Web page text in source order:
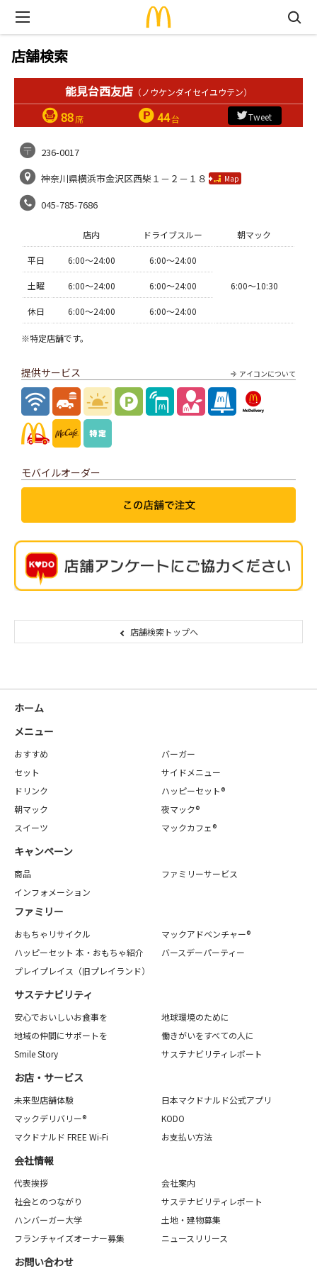
店舗検索
能見台西友店 （ノウケンダイセイユウテン）
88席 44台 Tweet
236-0017
神奈川県横浜市金沢区西柴１－２－１８
Map
045-785-7686
店内 ドライブスルー 朝マック
平日 6:00〜24:00 6:00〜24:00
6:00〜10:30
土曜 6:00〜24:00 6:00〜24:00
休日 6:00〜24:00 6:00〜24:00
※特定店舗です。
アイコンについて
提供サービス
モバイルオーダー
店舗検索トップへ
ホーム
メニュー
おすすめ
バーガー
セット
サイドメニュー
ドリンク
ハッピーセット®
朝マック
夜マック®
スイーツ
マックカフェ®
キャンペーン
商品
ファミリーサービス
インフォメーション
ファミリー
おもちゃリサイクル
マックアドベンチャー®
ハッピーセット 本・おもちゃ紹介
バースデーパーティー
プレイプレイス（旧プレイランド）
サステナビリティ
安心でおいしいお食事を
地球環境のために
地域の仲間にサポートを
働きがいをすべての人に
Smile Story
サステナビリティレポート
お店・サービス
未来型店舗体験
日本マクドナルド公式アプリ
マックデリバリー®
KODO
マクドナルド FREE Wi-Fi
お支払い方法
会社情報
代表挨拶
会社案内
社会とのつながり
サステナビリティレポート
ハンバーガー大学
土地・建物募集
フランチャイズオーナー募集
ニュースリリース
お問い合わせ